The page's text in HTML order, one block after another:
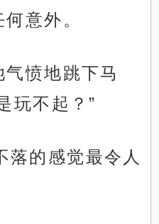
意外。
愤地跳下马
玩不起？”
落的感觉最令人